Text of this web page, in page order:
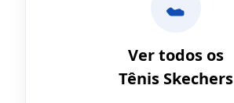
Ver todos os
Tênis Skechers